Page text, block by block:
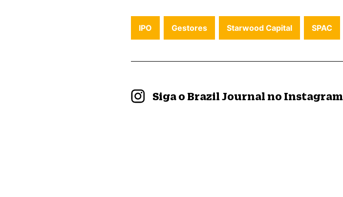
IPO Gestores Starwood Capital SPAC
Siga o Brazil Journal no Instagram